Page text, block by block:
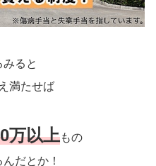
ると
満たせば
万以上もの
だとか！